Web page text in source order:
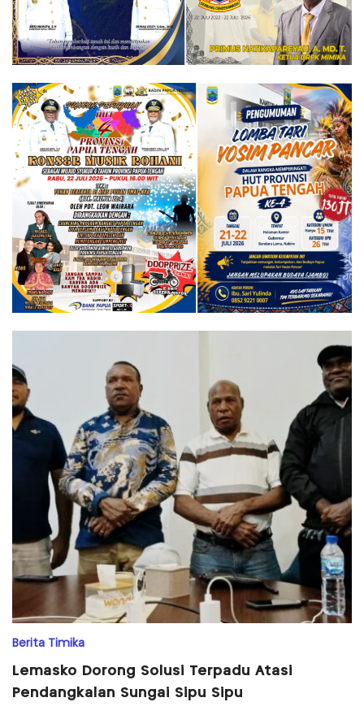
Berita Timika
Lemasko Dorong Solusi Terpadu Atasi
Pendangkalan Sungai Sipu Sipu